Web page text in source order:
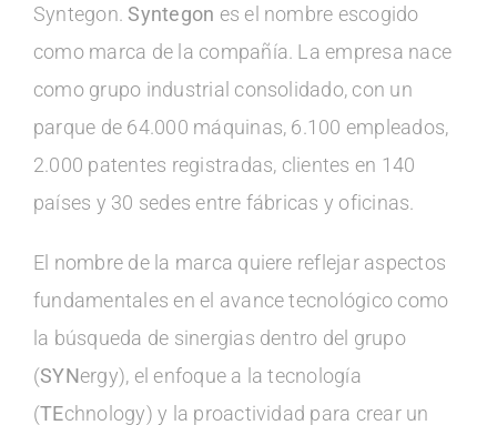
Syntegon.Syntegon es el nombre escogido
como marca de la compañía. La empresa nace
como grupo industrial consolidado, con un
parque de 64.000 máquinas, 6.100 empleados,
2.000 patentes registradas, clientes en 140
países y 30 sedes entre fábricas y oficinas.
El nombre de la marca quiere reflejar aspectos
fundamentales en el avance tecnológico como
la búsqueda de sinergias dentro del grupo
(SYNergy), el enfoque a la tecnología
(TEchnology) y la proactividad para crear un